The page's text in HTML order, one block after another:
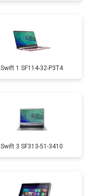
Swift 1 SF114-32-P3T4
Swift 3 SF313-51-3410